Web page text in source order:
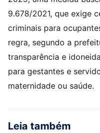
9.678/2021, que exige
criminais para
regra, segundo a
transparência e
para gestantes e
maternidade ou saúde.
Leia também